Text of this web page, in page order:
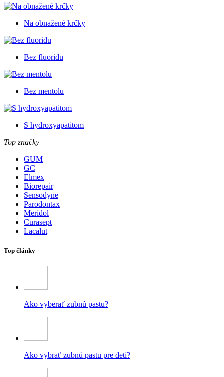
Na obnažené krčky
Bez fluoridu
Bez mentolu
S hydroxyapatitom
Top značky
GUM
GC
Elmex
Biorepair
Sensodyne
Parodontax
Meridol
Curasept
Lacalut
Top články
Ako vyberať zubnú pastu?
Ako vybrať zubnú pastu pre deti?